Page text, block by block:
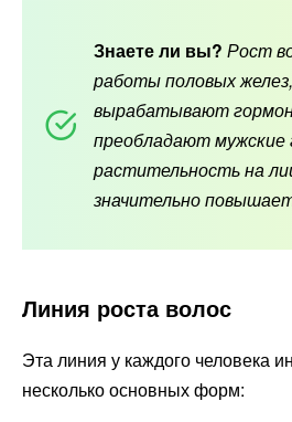
Знаете ли вы? Рост
работы половых
вырабатывают
преобладают
растительность на
значительно
Линия роста волос
Эта линия у каждого человека
несколько основных форм: